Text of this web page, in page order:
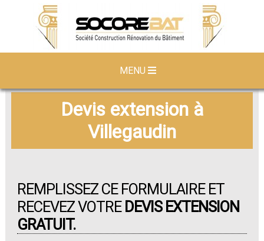
MENU
Devis extension à
Villegaudin
REMPLISSEZ CE FORMULAIRE ET
RECEVEZ VOTRE DEVIS EXTENSION
GRATUIT.